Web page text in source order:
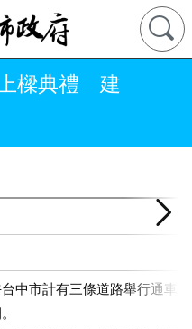
樑典禮 建
市計有三條道路舉行通車或